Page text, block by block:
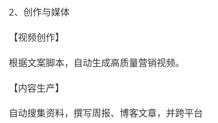
2、创作与媒体
【视频创作】
根据文案脚本，自动生成高质量营销视频。
【内容生产】
自动搜集资料，撰写周报、博客文章，并跨平台